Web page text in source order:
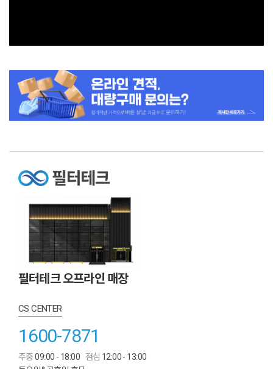
필터테크 오프라인 매장
CS CENTER
1600-7871
주중09:00 - 18:00 점심 12:00 - 13:00